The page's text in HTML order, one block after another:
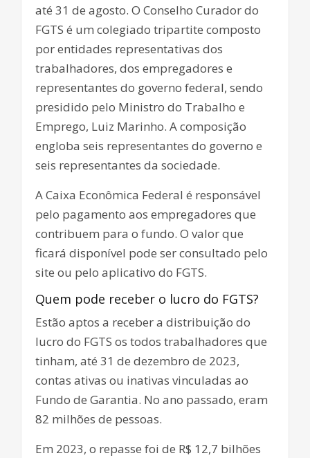
até 31 de agosto. O Conselho Curador do
FGTS é um colegiado tripartite composto ​
por entidades representativas dos
trabalhadores, dos empregadores e
representantes do governo federal, sendo
presidido pelo Ministro do Trabalho e
Emprego, Luiz Marinho. A composição
engloba seis representantes do governo e
seis representantes da sociedade.
A Caixa Econômica Federal é responsável
pelo pagamento aos empregadores que
contribuem para o fundo. O valor que
ficará disponível pode ser consultado pelo
site ou pelo aplicativo do FGTS.
Quem pode receber o lucro do FGTS?
Estão aptos a receber a distribuição do
lucro do FGTS os todos trabalhadores que
tinham, até 31 de dezembro de 2023,
contas ativas ou inativas vinculadas ao
Fundo de Garantia. No ano passado, eram
82 milhões de pessoas.
Em 2023, o repasse foi de R$ 12,7 bilhões